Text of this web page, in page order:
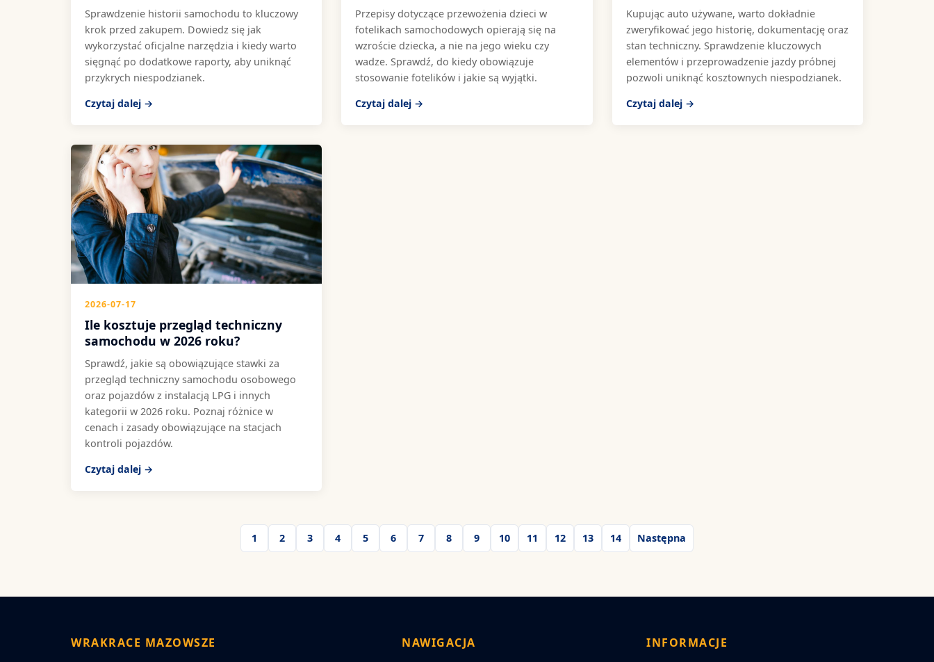
Sprawdzenie historii samochodu to kluczowy
krok przed zakupem. Dowiedz się jak
wykorzystać oficjalne narzędzia i kiedy warto
sięgnąć po dodatkowe raporty, aby uniknąć
przykrych niespodzianek.
Czytaj dalej →
Przepisy dotyczące przewożenia dzieci w
fotelikach samochodowych opierają się na
wzroście dziecka, a nie na jego wieku czy
wadze. Sprawdź, do kiedy obowiązuje
stosowanie fotelików i jakie są wyjątki.
Czytaj dalej →
Kupując auto używane, warto dokładnie
zweryfikować jego historię, dokumentację oraz
stan techniczny. Sprawdzenie kluczowych
elementów i przeprowadzenie jazdy próbnej
pozwoli uniknąć kosztownych niespodzianek.
Czytaj dalej →
2026-07-17
Ile kosztuje przegląd techniczny
samochodu w 2026 roku?
Sprawdź, jakie są obowiązujące stawki za
przegląd techniczny samochodu osobowego
oraz pojazdów z instalacją LPG i innych
kategorii w 2026 roku. Poznaj różnice w
cenach i zasady obowiązujące na stacjach
kontroli pojazdów.
Czytaj dalej →
1 2 3 4 5 6 7 8 9 10 11 12 13 14 Następna
WRAKRACE MAZOWSZE NAWIGACJA INFORMACJE